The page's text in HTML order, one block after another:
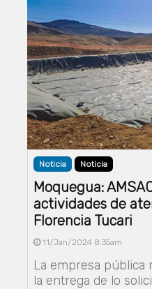
Noticia Noticia
Moquegua:
actividades de
Florencia Tucari
11/Jan/2024 8:35am
La empresa pública
la entrega de lo